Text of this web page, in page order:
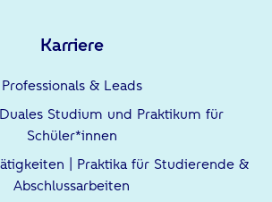
Karriere
Professionals & Leads
Studium und Praktikum für
Schüler*innen
| Praktika für Studierende &
Abschlussarbeiten